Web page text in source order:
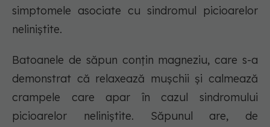
simptomele asociate cu sindromul picioarelor
neliniștite.
Batoanele de săpun conțin magneziu, care s-a
demonstrat că relaxează mușchii și calmează
crampele care apar în cazul sindromului
picioarelor neliniștite. Săpunul are, de